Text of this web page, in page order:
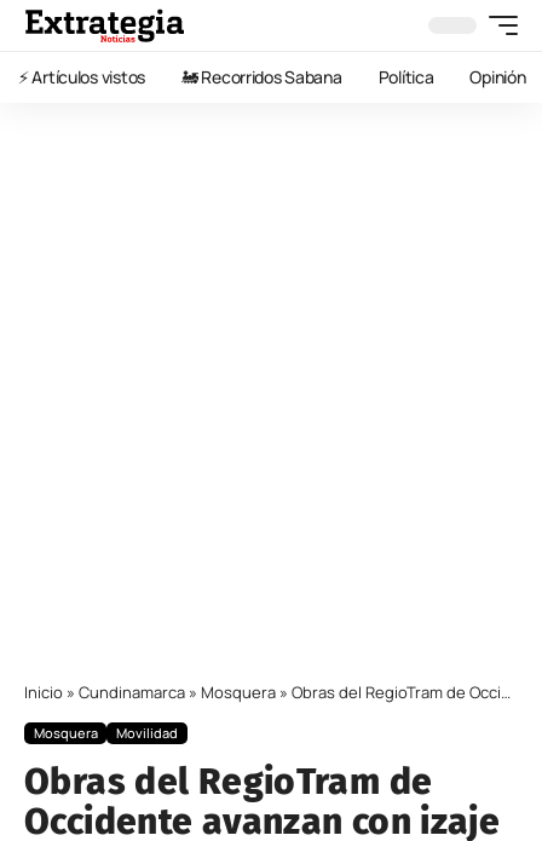
⚡️ Artículos vistos 🚂 Recorridos Sabana Política Opinión
Inicio » Cundinamarca » Mosquera » Obras del RegioTram de Occidente avanzan con izaje de vigas sobre el río Checua y programan cierres viales en Mosquera
Mosquera Movilidad
Obras del RegioTram de
Occidente avanzan con izaje